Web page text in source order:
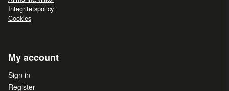
Integritetspolicy
Cookies
My account
Sign in
Register